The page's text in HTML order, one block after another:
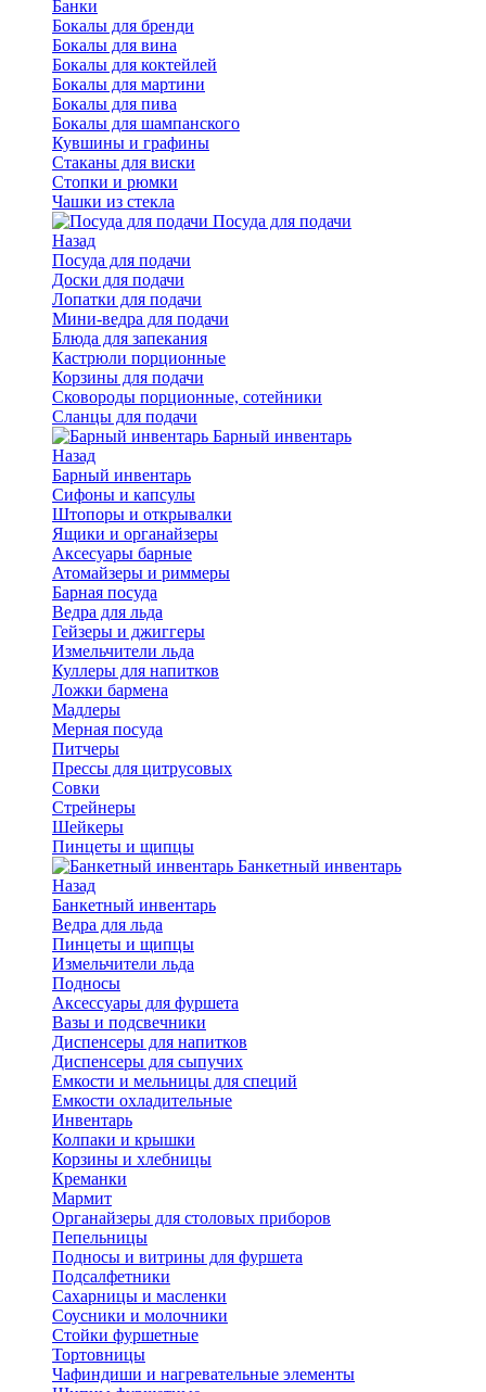
Банки
Бокалы для бренди
Бокалы для вина
Бокалы для коктейлей
Бокалы для мартини
Бокалы для пива
Бокалы для шампанского
Кувшины и графины
Стаканы для виски
Стопки и рюмки
Чашки из стекла
Посуда для подачи
Назад
Посуда для подачи
Доски для подачи
Лопатки для подачи
Мини-ведра для подачи
Блюда для запекания
Кастрюли порционные
Корзины для подачи
Сковороды порционные, сотейники
Сланцы для подачи
Барный инвентарь
Назад
Барный инвентарь
Сифоны и капсулы
Штопоры и открывалки
Ящики и органайзеры
Аксесуары барные
Атомайзеры и риммеры
Барная посуда
Ведра для льда
Гейзеры и джиггеры
Измельчители льда
Куллеры для напитков
Ложки бармена
Мадлеры
Мерная посуда
Питчеры
Прессы для цитрусовых
Совки
Стрейнеры
Шейкеры
Пинцеты и щипцы
Банкетный инвентарь
Назад
Банкетный инвентарь
Ведра для льда
Пинцеты и щипцы
Измельчители льда
Подносы
Аксессуары для фуршета
Вазы и подсвечники
Диспенсеры для напитков
Диспенсеры для сыпучих
Емкости и мельницы для специй
Емкости охладительные
Инвентарь
Колпаки и крышки
Корзины и хлебницы
Креманки
Мармит
Органайзеры для столовых приборов
Пепельницы
Подносы и витрины для фуршета
Подсалфетники
Сахарницы и масленки
Соусники и молочники
Стойки фуршетные
Тортовницы
Чафиндиши и нагревательные элементы